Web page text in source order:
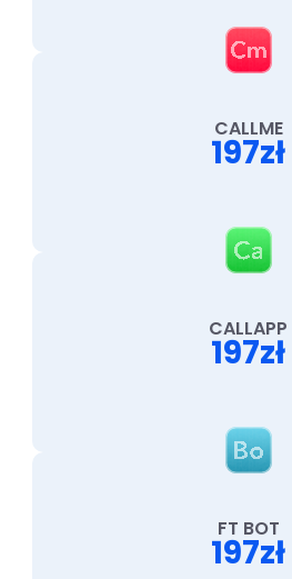
CALLME
197zł
CALLAPP
197zł
FT BOT
197zł